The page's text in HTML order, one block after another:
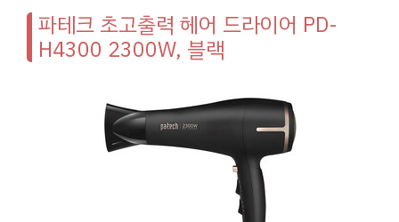
파테크 초고출력 헤어 드라이어 PD-
H4300 2300W, 블랙